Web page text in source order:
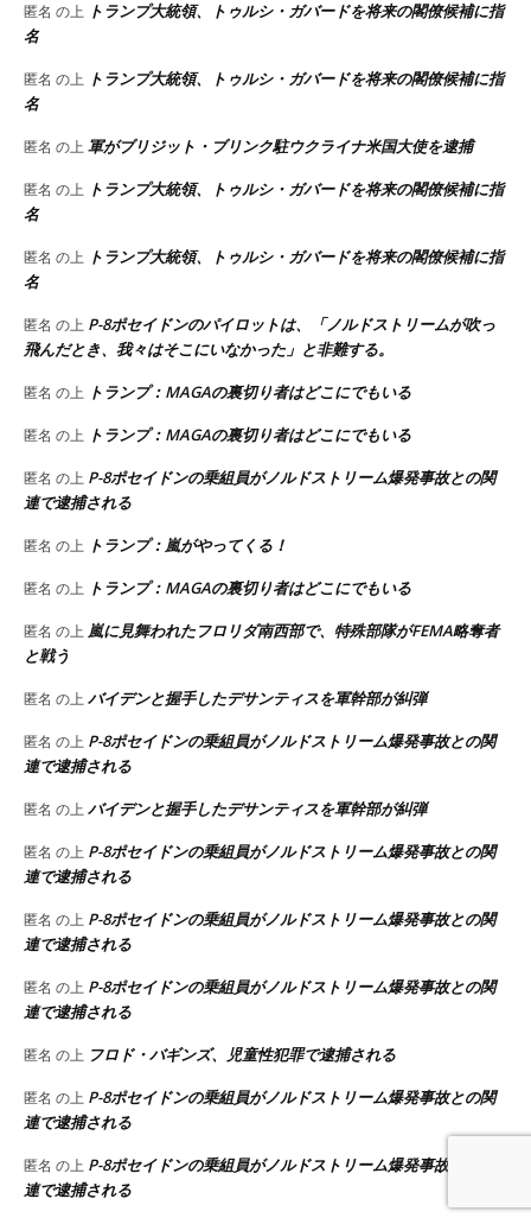
匿名 の上 トランプ大統領、トゥルシ・ガバードを将来の閣僚候補に指
名
匿名 の上 トランプ大統領、トゥルシ・ガバードを将来の閣僚候補に指
名
匿名 の上 軍がブリジット・ブリンク駐ウクライナ米国大使を逮捕
匿名 の上 トランプ大統領、トゥルシ・ガバードを将来の閣僚候補に指
名
匿名 の上 トランプ大統領、トゥルシ・ガバードを将来の閣僚候補に指
名
匿名 の上 P-8ポセイドンのパイロットは、「ノルドストリームが吹っ
飛んだとき、我々はそこにいなかった」と非難する。
匿名 の上 トランプ：MAGAの裏切り者はどこにでもいる
匿名 の上 トランプ：MAGAの裏切り者はどこにでもいる
匿名 の上 P-8ポセイドンの乗組員がノルドストリーム爆発事故との関
連で逮捕される
匿名 の上 トランプ：嵐がやってくる！
匿名 の上 トランプ：MAGAの裏切り者はどこにでもいる
匿名 の上 嵐に見舞われたフロリダ南西部で、特殊部隊がFEMA略奪者
と戦う
匿名 の上 バイデンと握手したデサンティスを軍幹部が糾弾
匿名 の上 P-8ポセイドンの乗組員がノルドストリーム爆発事故との関
連で逮捕される
匿名 の上 バイデンと握手したデサンティスを軍幹部が糾弾
匿名 の上 P-8ポセイドンの乗組員がノルドストリーム爆発事故との関
連で逮捕される
匿名 の上 P-8ポセイドンの乗組員がノルドストリーム爆発事故との関
連で逮捕される
匿名 の上 P-8ポセイドンの乗組員がノルドストリーム爆発事故との関
連で逮捕される
匿名 の上 フロド・バギンズ、児童性犯罪で逮捕される
匿名 の上 P-8ポセイドンの乗組員がノルドストリーム爆発事故との関
連で逮捕される
匿名 の上 P-8ポセイドンの乗組員がノルドストリーム爆発事故との関
連で逮捕される